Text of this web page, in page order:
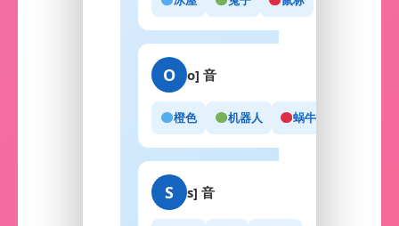
O o] 音
橙色 机器人 蜗牛
S s] 音